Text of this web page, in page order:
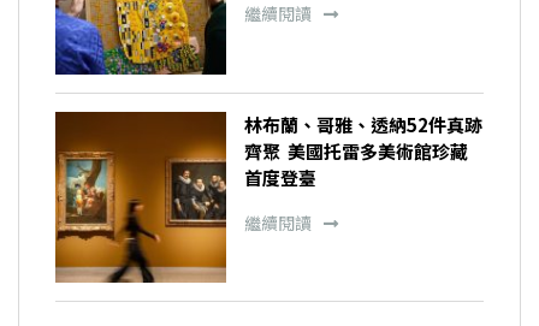
繼續閱讀
林布蘭、哥雅、透納52件真跡
齊聚 美國托雷多美術館珍藏
首度登臺
繼續閱讀